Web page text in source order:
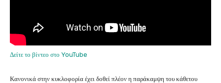
Δείτε το βίντεο στο YouTube
Κανονικά στην κυκλοφορία έχει δοθεί πλέον η παράκαμψη του κάθετου